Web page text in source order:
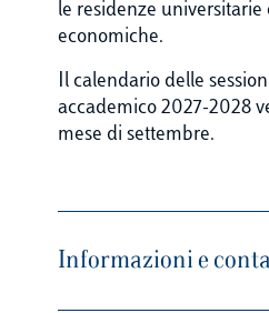
le residenze universitarie
economiche.
Il calendario delle
accademico 2027-2028
mese di settembre.
Informazioni e